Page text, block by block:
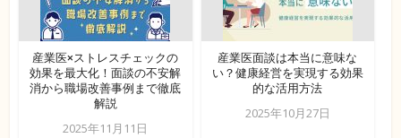
産業医×ストレスチェックの
効果を最大化！面談の不安解
消から職場改善事例まで徹底
解説
2025年11月11日
産業医面談は本当に意味な
い？健康経営を実現する効果
的な活用方法
2025年10月27日